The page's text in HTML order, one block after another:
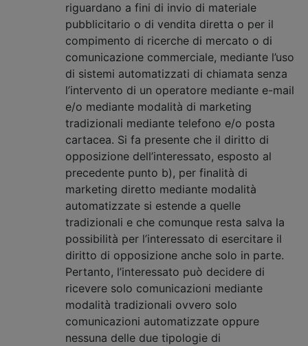
riguardano a fini di invio di materiale
pubblicitario o di vendita diretta o per il
compimento di ricerche di mercato o di
comunicazione commerciale, mediante l’uso
di sistemi automatizzati di chiamata senza
l’intervento di un operatore mediante e-mail
e/o mediante modalità di marketing
tradizionali mediante telefono e/o posta
cartacea. Si fa presente che il diritto di
opposizione dell’interessato, esposto al
precedente punto b), per finalità di
marketing diretto mediante modalità
automatizzate si estende a quelle
tradizionali e che comunque resta salva la
possibilità per l’interessato di esercitare il
diritto di opposizione anche solo in parte.
Pertanto, l’interessato può decidere di
ricevere solo comunicazioni mediante
modalità tradizionali ovvero solo
comunicazioni automatizzate oppure
nessuna delle due tipologie di